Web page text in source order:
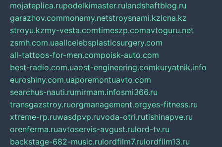
mojateplica.rupodelkimaster.rulandshaftblog.ru
garazhov.commonamy.netstroysnami.kzlcna.kz
stroyu.kzmy-vesta.comtimeszp.comavtoguru.net
zsmh.com.uaallcelebsplasticsurgery.com
all-tattoos-for-men.compoisk-auto.com
best-radio.com.uaost-engineering.comkuryatnik.info
euroshiny.com.uaporemontuavto.com
searchus-nauti.rumirmam.infosmi366.ru
transgazstroy.ruorgmanagement.orgyes-fitness.ru
xtreme-rp.ruwasdpvp.ruvoda-otri.rutishinapve.ru
orenferma.ruavtoservis-avgust.rulord-tv.ru
backstage-682-music.rulordfilm7.rulordfilm13.ru